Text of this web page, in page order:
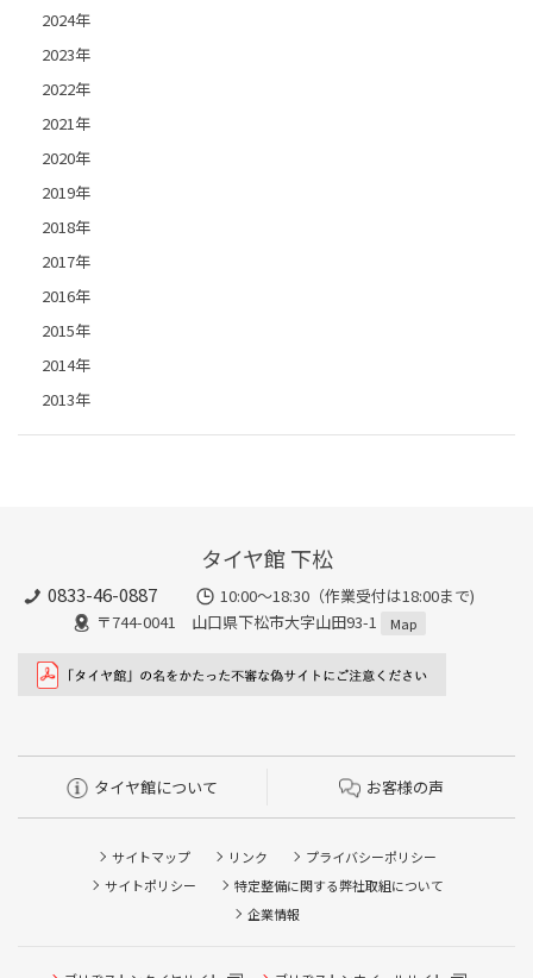
2024年
2023年
2022年
2021年
2020年
2019年
2018年
2017年
2016年
2015年
2014年
2013年
タイヤ館 下松
0833-46-0887
10:00～18:30（作業受付は18:00まで)
〒744-0041 山口県下松市大字山田93-1
Map
タイヤ館について お客様の声
サイトマップ リンク
プライバシーポリシー
サイトポリシー
特定整備に関する弊社取組について
企業情報